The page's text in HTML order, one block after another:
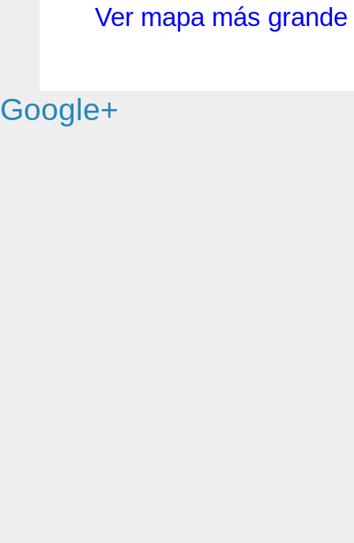
Ver mapa más grande
Google+